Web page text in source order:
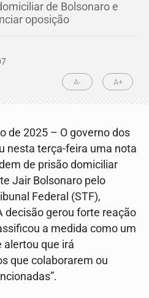
de Bolsonaro e
oposição
A- A+
de 2025 – O governo dos
nesta terça-feira uma nota
de prisão domiciliar
Jair Bolsonaro pelo
Federal (STF),
decisão gerou forte reação
a medida como um
alertou que irá
que colaborarem ou